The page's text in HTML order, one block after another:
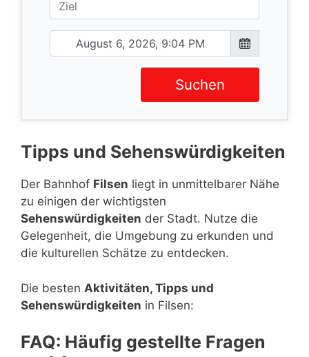
Suchen
Tipps und Sehenswürdigkeiten
Der Bahnhof Filsen liegt in unmittelbarer Nähe
zu einigen der wichtigsten
Sehenswürdigkeiten der Stadt. Nutze die
Gelegenheit, die Umgebung zu erkunden und
die kulturellen Schätze zu entdecken.
Die besten Aktivitäten, Tipps und
Sehenswürdigkeiten in Filsen:
FAQ: Häufig gestellte Fragen